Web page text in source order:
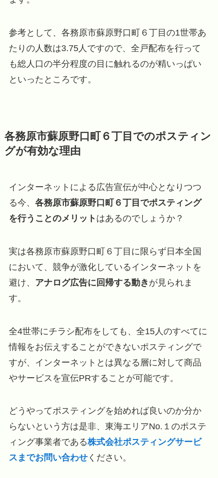
参考として、各務原市蘇原野口町６丁目の1世帯あ
たりの人数は3.75人ですので、全戸配布を行って
も総人口の半分程度の目に触れるのが精いっぱい
といったところです。
各務原市蘇原野口町６丁目でのポスティン
グが有効な理由
インターネットによる広告宣伝が中心となりつつ
る今、 各務原市蘇原野口町６丁目でポスティング
を行うことのメリット はあるのでしょうか？
実は各務原市蘇原野口町６丁目に限らず日本全国
において、競争が激化しているインターネットを
避け、 アナログ広告に回帰する動き が見られま
す。
全4世帯にチラシ配布をしても、全15人のすべてに
情報をお伝えすることができないポスティングで
すが、インターネットとは異なる層に対して商品
やサービスを宣伝PRすることが可能です。
どうやってポスティングを始めれば良いのか分か
らないという方は是非、東海エリアNo.１のポステ
ィング事業者である株式会社ポスティングサービ
スまでお問い合わせください。